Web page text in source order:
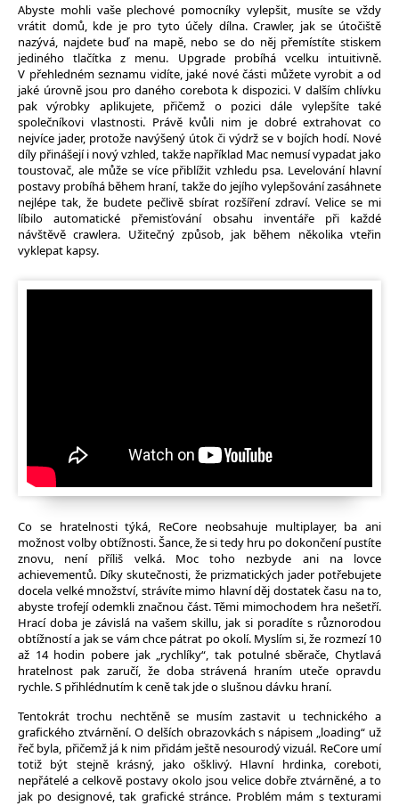
Abyste mohli vaše plechové pomocníky vylepšit, musíte se vždy
vrátit domů, kde je pro tyto účely dílna. Crawler, jak se útočiště
nazývá, najdete buď na mapě, nebo se do něj přemístíte stiskem
jediného tlačítka z menu. Upgrade probíhá vcelku intuitivně.
V přehledném seznamu vidíte, jaké nové části můžete vyrobit a od
jaké úrovně jsou pro daného corebota k dispozici. V dalším chlívku
pak výrobky aplikujete, přičemž o pozici dále vylepšíte také
společníkovi vlastnosti. Právě kvůli nim je dobré extrahovat co
nejvíce jader, protože navýšený útok či výdrž se v bojích hodí. Nové
díly přinášejí i nový vzhled, takže například Mac nemusí vypadat jako
toustovač, ale může se více přiblížit vzhledu psa. Levelování hlavní
postavy probíhá během hraní, takže do jejího vylepšování zasáhnete
nejlépe tak, že budete pečlivě sbírat rozšíření zdraví. Velice se mi
líbilo automatické přemisťování obsahu inventáře při každé
návštěvě crawlera. Užitečný způsob, jak během několika vteřin
vyklepat kapsy.
Co se hratelnosti týká, ReCore neobsahuje multiplayer, ba ani
možnost volby obtížnosti. Šance, že si tedy hru po dokončení pustíte
znovu, není příliš velká. Moc toho nezbyde ani na lovce
achievementů. Díky skutečnosti, že prizmatických jader potřebujete
docela velké množství, strávíte mimo hlavní děj dostatek času na to,
abyste trofejí odemkli značnou část. Těmi mimochodem hra nešetří.
Hrací doba je závislá na vašem skillu, jak si poradíte s různorodou
obtížností a jak se vám chce pátrat po okolí. Myslím si, že rozmezí 10
až 14 hodin pobere jak „rychlíky“, tak potulné sběrače, Chytlavá
hratelnost pak zaručí, že doba strávená hraním uteče opravdu
rychle. S přihlédnutím k ceně tak jde o slušnou dávku hraní.
Tentokrát trochu nechtěně se musím zastavit u technického a
grafického ztvárnění. O delších obrazovkách s nápisem „loading“ už
řeč byla, přičemž já k nim přidám ještě nesourodý vizuál. ReCore umí
totiž být stejně krásný, jako ošklivý. Hlavní hrdinka, coreboti,
nepřátelé a celkově postavy okolo jsou velice dobře ztvárněné, a to
jak po designové, tak grafické stránce. Problém mám s texturami